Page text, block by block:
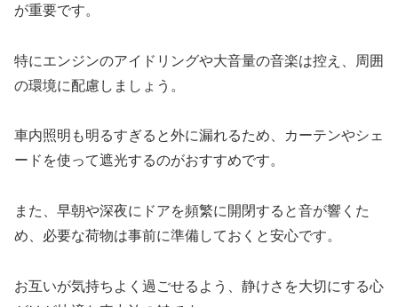
が重要です。
特にエンジンのアイドリングや大音量の音楽は控え、周囲
の環境に配慮しましょう。
車内照明も明るすぎると外に漏れるため、カーテンやシェ
ードを使って遮光するのがおすすめです。
また、早朝や深夜にドアを頻繁に開閉すると音が響くた
め、必要な荷物は事前に準備しておくと安心です。
お互いが気持ちよく過ごせるよう、静けさを大切にする心